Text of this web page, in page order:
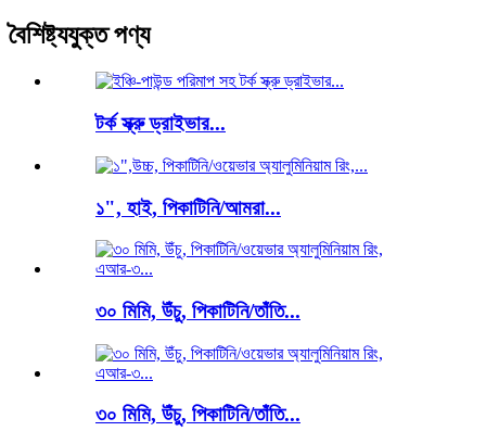
বৈশিষ্ট্যযুক্ত পণ্য
টর্ক স্ক্রু ড্রাইভার...
১", হাই, পিকাটিনি/আমরা...
৩০ মিমি, উঁচু, পিকাটিনি/তাঁতি...
৩০ মিমি, উঁচু, পিকাটিনি/তাঁতি...